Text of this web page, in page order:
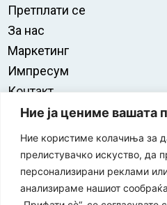
Ние ја цениме вашата
Ние користиме колачиња за
прелистувачко искуство, да
персонализирани реклами
анализираме нашиот
Претплати се
За нас
Маркетинг
Импресум
Контакт
Правила на користење